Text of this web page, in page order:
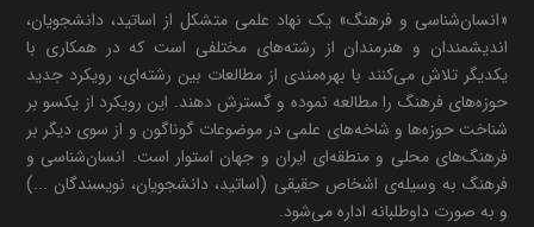
«انسان‌شناسی و فرهنگ» یک نهاد علمی متشکل از اساتید، دانشجویان،
اندیشمندان و هنرمندان از رشته‌های مختلفی است که در همکاری با
یکدیگر تلاش می‌کنند با بهره‌مندی از مطالعات بین رشته‌ای، رویکرد جدید
حوزه‌های فرهنگ را مطالعه نموده و گسترش دهند. این رویکرد از یکسو بر
شناخت حوزه‌ها و شاخه‌های علمی در موضوعات گوناگون و از سوی دیگر بر
فرهنگ‌های محلی و منطقه‌ای ایران و جهان استوار است. انسان‌شناسی و
فرهنگ به وسیله‌ی اشخاص حقیقی (اساتید، دانشجویان، نویسندگان ...)
و به صورت داوطلبانه اداره می‌شود.